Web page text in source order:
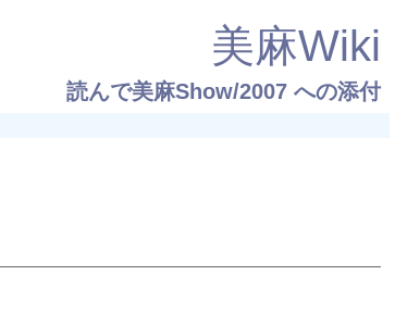
美麻Wiki
読んで美麻Show/2007への添付